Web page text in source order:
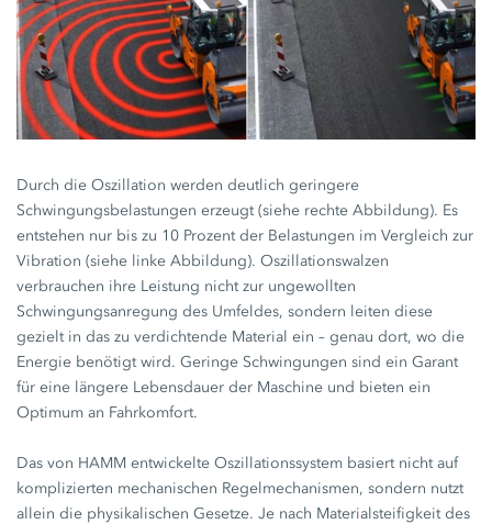
Durch die Oszillation werden deutlich geringere
Schwingungsbelastungen erzeugt (siehe rechte Abbildung). Es
entstehen nur bis zu 10 Prozent der Belastungen im Vergleich zur
Vibration (siehe linke Abbildung). Oszillationswalzen
verbrauchen ihre Leistung nicht zur ungewollten
Schwingungsanregung des Umfeldes, sondern leiten diese
gezielt in das zu verdichtende Material ein – genau dort, wo die
Energie benötigt wird. Geringe Schwingungen sind ein Garant
für eine längere Lebensdauer der Maschine und bieten ein
Optimum an Fahrkomfort.
Das von HAMM entwickelte Oszillationssystem basiert nicht auf
komplizierten mechanischen Regelmechanismen, sondern nutzt
allein die physikalischen Gesetze. Je nach Materialsteifigkeit des